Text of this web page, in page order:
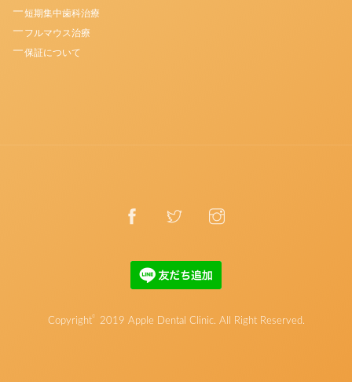
短期集中歯科治療
フルマウス治療
保証について
Copyright
©
2019 Apple Dental Clinic. All Right Reserved.